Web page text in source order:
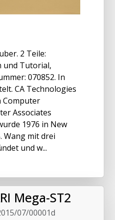
2 Teile:
und Tutorial,
070852. In
CA Technologies
Computer
Associates
1976 in New
Wang mit drei
und w...
Mega-ST2
07/00001d